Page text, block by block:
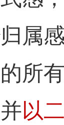
属
所
以